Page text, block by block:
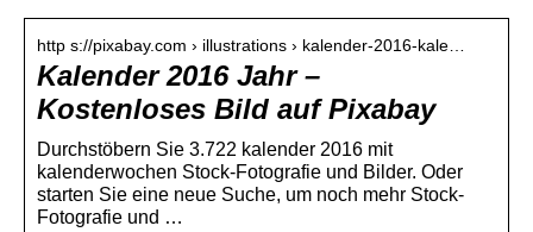
http s://pixabay.com › illustrations › kalender-2016-kale…
Kalender 2016 Jahr –
Kostenloses Bild auf Pixabay
Durchstöbern Sie 3.722 kalender 2016 mit
kalenderwochen Stock-Fotografie und Bilder. Oder
starten Sie eine neue Suche, um noch mehr Stock-
Fotografie und …